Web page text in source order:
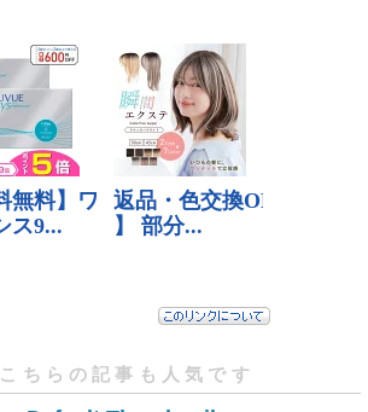
こちらの記事も人気です